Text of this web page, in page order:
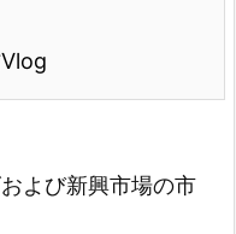
よび新興市場の市